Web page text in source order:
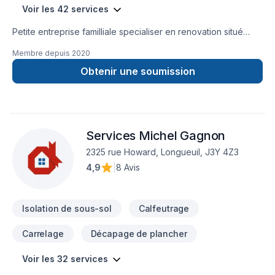
:- Isolation et ajout d’isolant- Retrait de bran de scie-
vermiculite- Décontamination d’amiante- Décontamination
plafonds, planchers et isolants contaminés- Application de
polyuréthane giclé- Inspection et évaluation de la qualité de
l’air intérieur
Voir les 42 services
Petite entreprise familliale specialiser en renovation situé
Membre depuis 2020
Obtenir une soumission
Services Michel Gagnon
2325 rue Howard, Longueuil, J3Y 4Z3
4,9
8 Avis
Isolation de sous-sol Calfeutrage
Carrelage Décapage de plancher
Voir les 32 services